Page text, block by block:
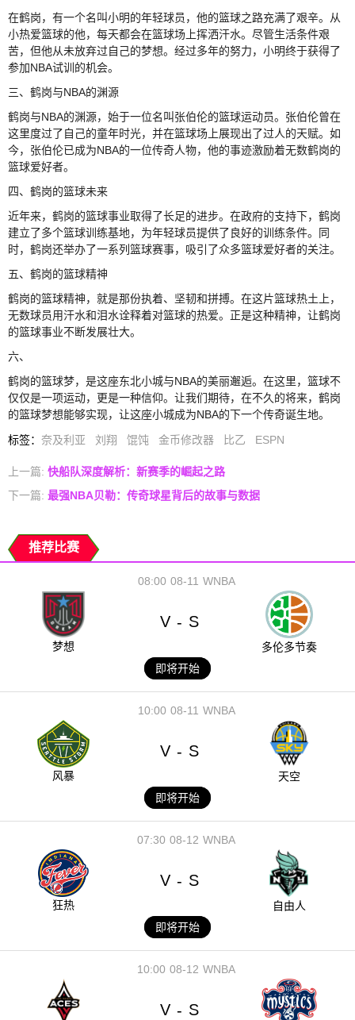
在鹤岗，有一个名叫小明的年轻球员，他的篮球之路充满了艰辛。从
小热爱篮球的他，每天都会在篮球场上挥洒汗水。尽管生活条件艰
苦，但他从未放弃过自己的梦想。经过多年的努力，小明终于获得了
参加NBA试训的机会。
三、鹤岗与NBA的渊源
鹤岗与NBA的渊源，始于一位名叫张伯伦的篮球运动员。张伯伦曾在
这里度过了自己的童年时光，并在篮球场上展现出了过人的天赋。如
今，张伯伦已成为NBA的一位传奇人物，他的事迹激励着无数鹤岗的
篮球爱好者。
四、鹤岗的篮球未来
近年来，鹤岗的篮球事业取得了长足的进步。在政府的支持下，鹤岗
建立了多个篮球训练基地，为年轻球员提供了良好的训练条件。同
时，鹤岗还举办了一系列篮球赛事，吸引了众多篮球爱好者的关注。
五、鹤岗的篮球精神
鹤岗的篮球精神，就是那份执着、坚韧和拼搏。在这片篮球热土上，
无数球员用汗水和泪水诠释着对篮球的热爱。正是这种精神，让鹤岗
的篮球事业不断发展壮大。
六、
鹤岗的篮球梦，是这座东北小城与NBA的美丽邂逅。在这里，篮球不
仅仅是一项运动，更是一种信仰。让我们期待，在不久的将来，鹤岗
的篮球梦想能够实现，让这座小城成为NBA的下一个传奇诞生地。
标签： 奈及利亚 刘翔 馄饨 金币修改器 比乙 ESPN
上一篇: 快船队深度解析：新赛季的崛起之路
下一篇: 最强NBA贝勒：传奇球星背后的故事与数据
推荐比赛
08-11
08:00 WNBA
梦想
V - S
多伦多节奏
即将开始
08-11
10:00 WNBA
风暴
V - S
天空
即将开始
08-12
07:30 WNBA
狂热
V - S
自由人
即将开始
08-12
10:00 WNBA
V - S